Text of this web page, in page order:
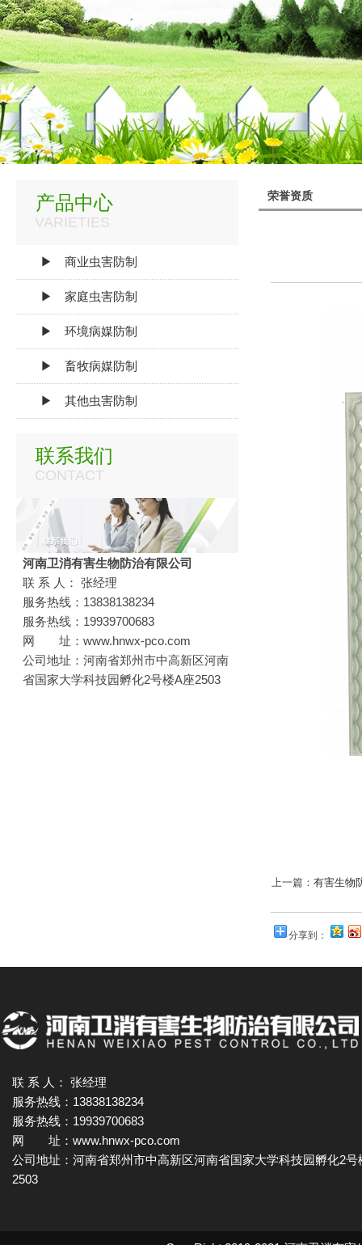
荣誉资质
上一篇： 有害生物
分享到：
产品中心
VARIETIES
▶ 商业虫害防制
▶ 家庭虫害防制
▶ 环境病媒防制
▶ 畜牧病媒防制
▶ 其他虫害防制
联系我们
CONTACT
河南卫消有害生物防治有限公司
联 系 人： 张经理
服务热线：13838138234
服务热线：19939700683
网 址：www.hnwx-pco.com
公司地址：河南省郑州市中高新区河南
省国家大学科技园孵化2号楼A座2503
联 系 人： 张经理
服务热线：13838138234
服务热线：19939700683
网 址：www.hnwx-pco.com
公司地址：河南省郑州市中高新区河南省国家大学科技园孵化2号
2503